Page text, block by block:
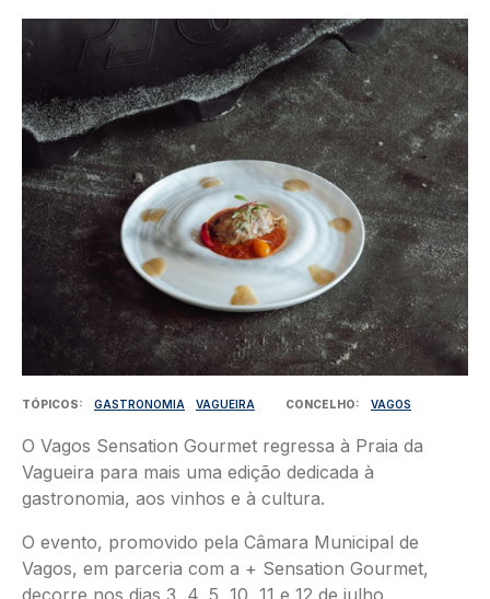
Imagem
TÓPICOS GASTRONOMIA VAGUEIRA CONCELHO VAGOS
O Vagos Sensation Gourmet regressa à Praia da
Vagueira para mais uma edição dedicada à
gastronomia, aos vinhos e à cultura.
O evento, promovido pela Câmara Municipal de
Vagos, em parceria com a + Sensation Gourmet,